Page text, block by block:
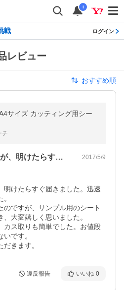
i
戦 ログイン
レビュー
おすすめ順
サイズ カッティング用シー
チ
連休中に注文しましたが、明けたらすぐ届… 2017/5/9
明けたらすぐ届きました。迅速
のですが、サンプル用のシート
大変嬉しく思いました。
カス取りも簡単でした。お値段
です。
きます。
違反報告 いいね 0